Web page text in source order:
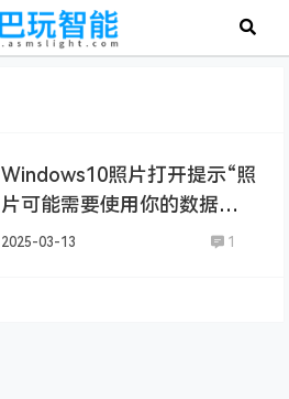
Windows10照片打开提示“照
片可能需要使用你的数据和
网络”
2025-03-13 1